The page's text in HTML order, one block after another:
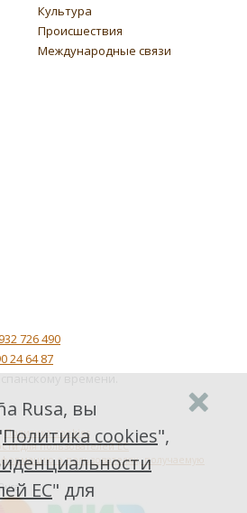
Культура
Происшествия
Международные связи
726 490
24 64 87
времени.
Политика cookies
для пользователей ЕС
о пользователях, получаемую
Rusa, вы
Политика cookies",
ЕС" для